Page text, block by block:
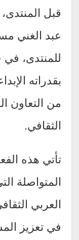
قبل
عبد الغني
للمنتدى،
بقدراته
من التعاون
الثقافي.
تأتي هذه
المتواصلة
العربي
في تعزيز